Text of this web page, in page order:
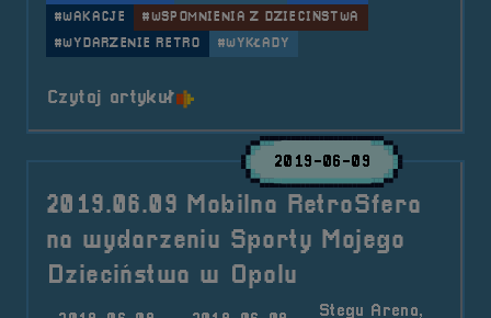
#WAKACJE
#WSPOMNIENIA Z DZIECIŃSTWA
#WYDARZENIE RETRO
#WYKŁADY
Czytaj artykuło tytule 2024.07.23 Mobilna
2019-06-09
2019.06.09 Mobilna RetroSfera
na wydarzeniu Sporty Mojego
Dzieciństwa w Opolu
Stegu Arena,